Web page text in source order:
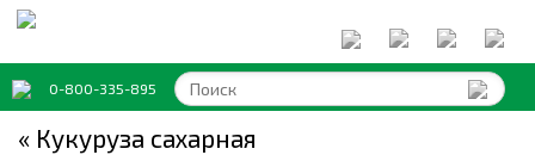
0-800-335-895
« Кукуруза сахарная